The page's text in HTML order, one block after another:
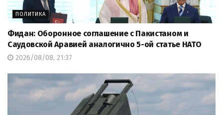
ПОЛИТИКА
Фидан: Оборонное соглашение с Пакистаном и
Саудовской Аравией аналогично 5-ой статье НАТО
2026/08/08, 21:37